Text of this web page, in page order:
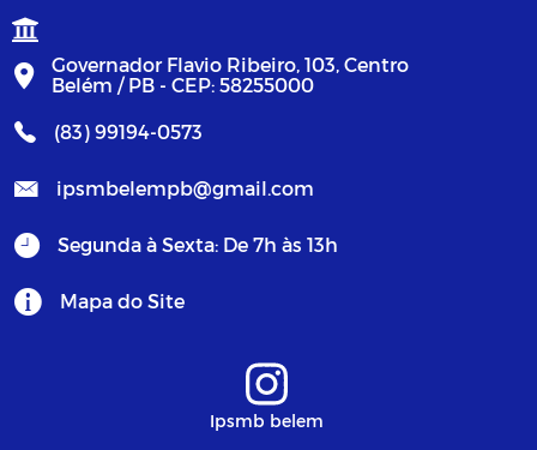
Governador Flavio Ribeiro, 103, Centro
Belém / PB - CEP: 58255000
(83) 99194-0573
ipsmbelempb@gmail.com
Segunda à Sexta: De 7h às 13h
Mapa do Site
Ipsmb belem